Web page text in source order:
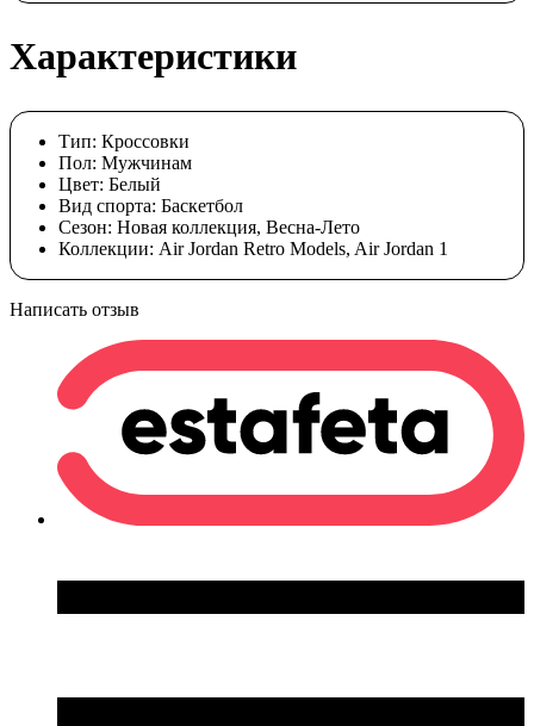
Характеристики
Тип: Кроссовки
Пол: Мужчинам
Цвет: Белый
Вид спорта: Баскетбол
Сезон: Новая коллекция, Весна-Лето
Коллекции: Air Jordan Retro Models, Air Jordan 1
Написать отзыв